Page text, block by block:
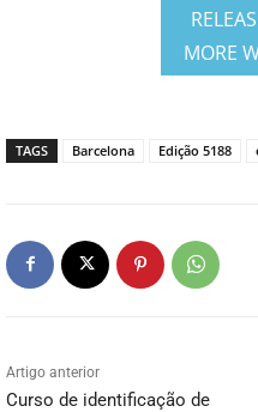
MORE
TAGS Barcelona Edição 5188
Artigo anterior
Curso de identificação de